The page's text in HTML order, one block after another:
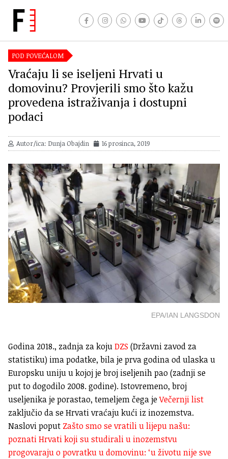
POD POVEĆALOM
Vraćaju li se iseljeni Hrvati u
domovinu? Provjerili smo što kažu
provedena istraživanja i dostupni
podaci
Autor/ica: Dunja Obajdin 16 prosinca, 2019
EPA/IAN LANGSDON
Godina 2018., zadnja za kojuDZS (Državni zavod za
statistiku) ima podatke, bila je prva godina od ulaska u
Europsku uniju u kojoj je broj iseljenih pao (zadnji se
put to dogodilo 2008. godine). Istovremeno, broj
useljenika je porastao, temeljem čega jeVečernji list
zaključio da se Hrvati vraćaju kući iz inozemstva.
Naslovi poput Zašto smo se vratili u lijepu našu:
poznati Hrvati koji su studirali u inozemstvu
progovaraju o povratku u domovinu: ‘u životu nije sve